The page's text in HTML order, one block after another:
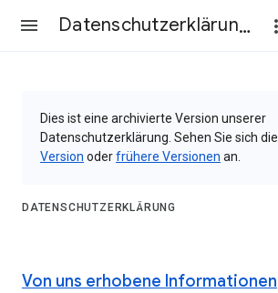
Datenschutzerklärung & Nutzungsbedingungen
Dies ist eine archivierte Version unserer
Datenschutzerklärung. Sehen Sie sich die
Version oderfrühere Versionen an.
DATENSCHUTZERKLÄRUNG
Von uns erhobene Informationen